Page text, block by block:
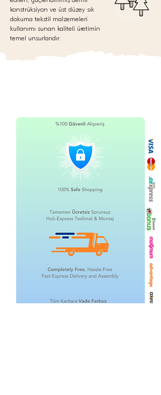
konstrüksiyon ve üst düzey sık
dokuma tekstil malzemeleri
kullanımı sunan kaliteli üretimin
temel unsurlarıdır.